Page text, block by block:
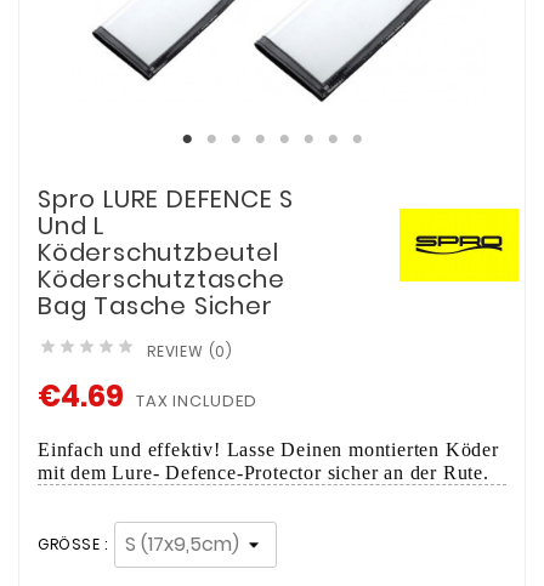
Spro LURE DEFENCE S
Und L
Köderschutzbeutel
Köderschutztasche
Bag Tasche Sicher
     REVIEW (0)
€4.69 TAX INCLUDED
Einfach und effektiv! Lasse Deinen montierten Köder
mit dem Lure- Defence-Protector sicher an der Rute.
GRÖSSE :